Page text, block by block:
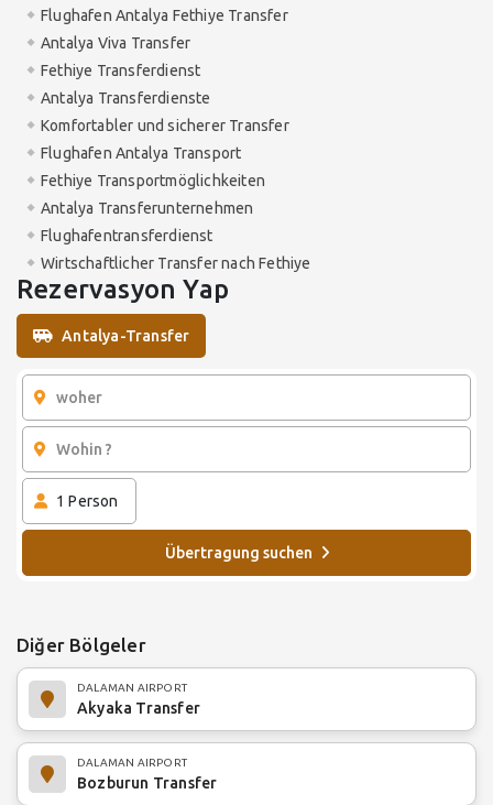
Flughafen Antalya Fethiye Transfer
Antalya Viva Transfer
Fethiye Transferdienst
Antalya Transferdienste
Komfortabler und sicherer Transfer
Flughafen Antalya Transport
Fethiye Transportmöglichkeiten
Antalya Transferunternehmen
Flughafentransferdienst
Wirtschaftlicher Transfer nach Fethiye
Rezervasyon Yap
Antalya-Transfer
1 Person
Übertragung suchen
Diğer Bölgeler
DALAMAN AIRPORT
Akyaka Transfer
DALAMAN AIRPORT
Bozburun Transfer